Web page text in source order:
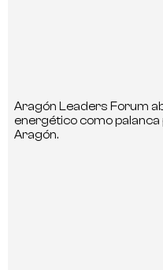
Aragón Leaders Forum
energético como
Aragón.